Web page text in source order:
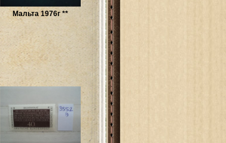
Мальта 1976г **